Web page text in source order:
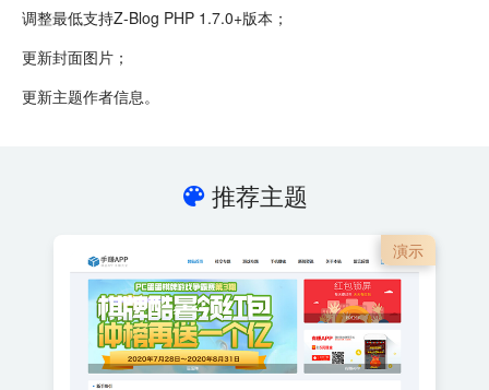
调整最低支持Z-Blog PHP 1.7.0+版本；
更新封面图片；
更新主题作者信息。
推荐主题
演示